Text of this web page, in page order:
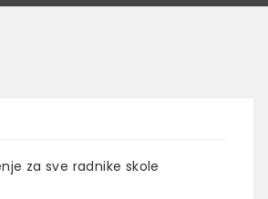
za sve radnike skole